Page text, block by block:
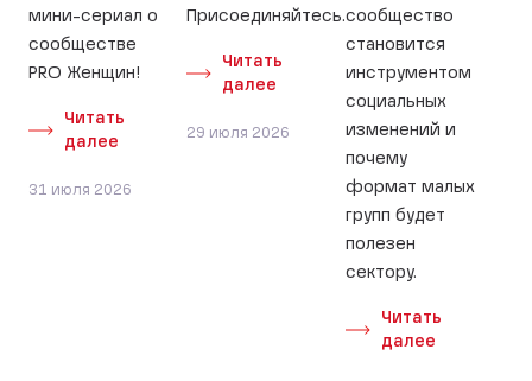
мини-сериал о
сообществе
PRO Женщин!
Читать
далее
31 июля 2026
Присоединяйтесь.
Читать
далее
29 июля 2026
сообщество
становится
инструментом
социальных
изменений и
почему
формат малых
групп будет
полезен
сектору.
Читать
далее